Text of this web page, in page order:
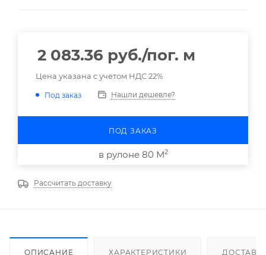
2 083.36 руб./пог. м
Цена указана с учетом НДС 22%
Под заказ Нашли дешевле?
ПОД ЗАКАЗ
в рулоне 80 М2
Рассчитать доставку
ОПИСАНИЕ ХАРАКТЕРИСТИКИ